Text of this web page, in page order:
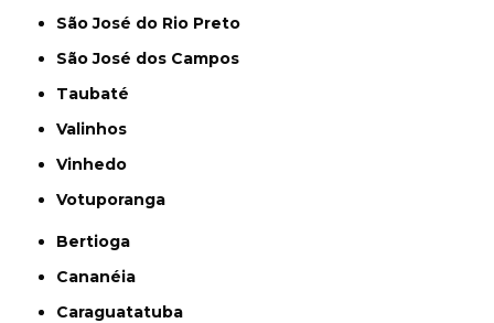
São José do Rio Preto
São José dos Campos
Taubaté
Valinhos
Vinhedo
Votuporanga
Bertioga
Cananéia
Caraguatatuba